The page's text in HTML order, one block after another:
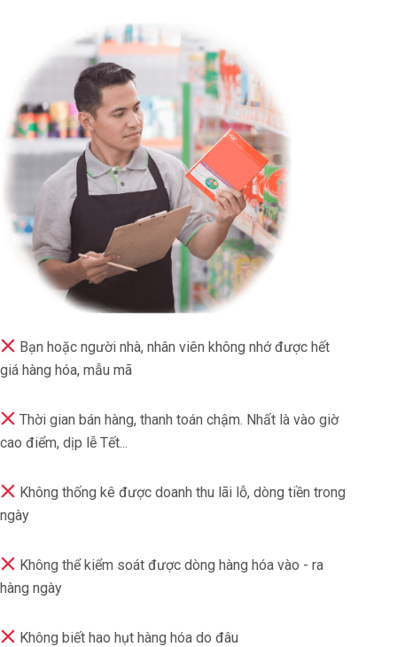
Bạn hoặc người nhà, nhân viên không nhớ được hết
giá hàng hóa, mẫu mã
Thời gian bán hàng, thanh toán chậm. Nhất là vào giờ
cao điểm, dịp lễ Tết...
Không thống kê được doanh thu lãi lỗ, dòng tiền trong
ngày
Không thể kiểm soát được dòng hàng hóa vào - ra
hàng ngày
Không biết hao hụt hàng hóa do đâu